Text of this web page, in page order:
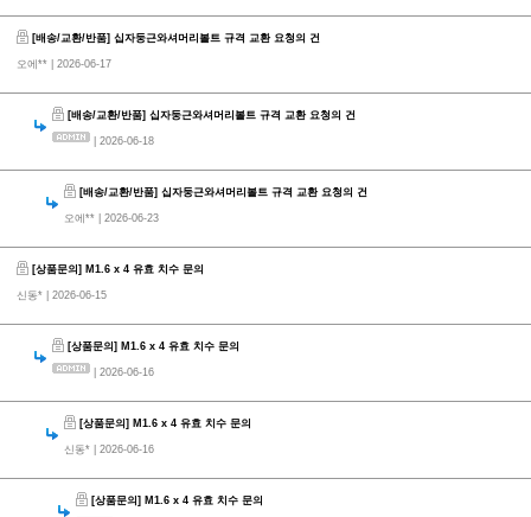
[배송/교환/반품] 십자둥근와셔머리볼트 규격 교환 요청의 건
오에** | 2026-06-17
[배송/교환/반품] 십자둥근와셔머리볼트 규격 교환 요청의 건
| 2026-06-18
[배송/교환/반품] 십자둥근와셔머리볼트 규격 교환 요청의 건
오에** | 2026-06-23
[상품문의] M1.6 x 4 유효 치수 문의
신동* | 2026-06-15
[상품문의] M1.6 x 4 유효 치수 문의
| 2026-06-16
[상품문의] M1.6 x 4 유효 치수 문의
신동* | 2026-06-16
[상품문의] M1.6 x 4 유효 치수 문의